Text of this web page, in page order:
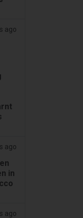
ago
ago
in
ago